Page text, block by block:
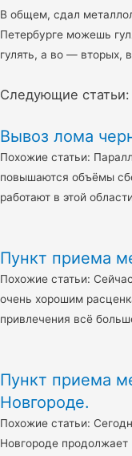
В общем, сдал
Петербурге можешь
гулять, а во — вторых,
Следующие статьи:
Вывоз лома
Похожие статьи:
повышаются объёмы
работают в этой
Пункт приема
Похожие статьи:
очень хорошим
привлечения всё
Пункт приема
Новгороде.
Похожие статьи:
Новгороде продолжает